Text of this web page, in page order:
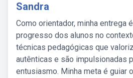
Sandra
Como orientador, minha entrega
progresso dos alunos no
técnicas pedagógicas que
autênticas e são impulsionadas
entusiasmo. Minha meta é guiar